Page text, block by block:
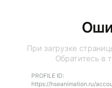
При загрузке
Обратитесь в
PROFILE ID:
https://hseanimation.ru/